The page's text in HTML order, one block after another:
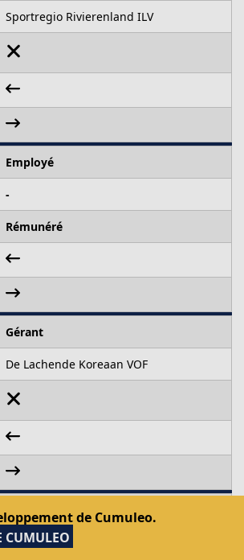
Sportregio Rivierenland ILV
Employé
-
Rémunéré
Gérant
De Lachende Koreaan VOF
Trésorier
De Verdwenen Aarde VZW
de Cumuleo.
CUMULEO